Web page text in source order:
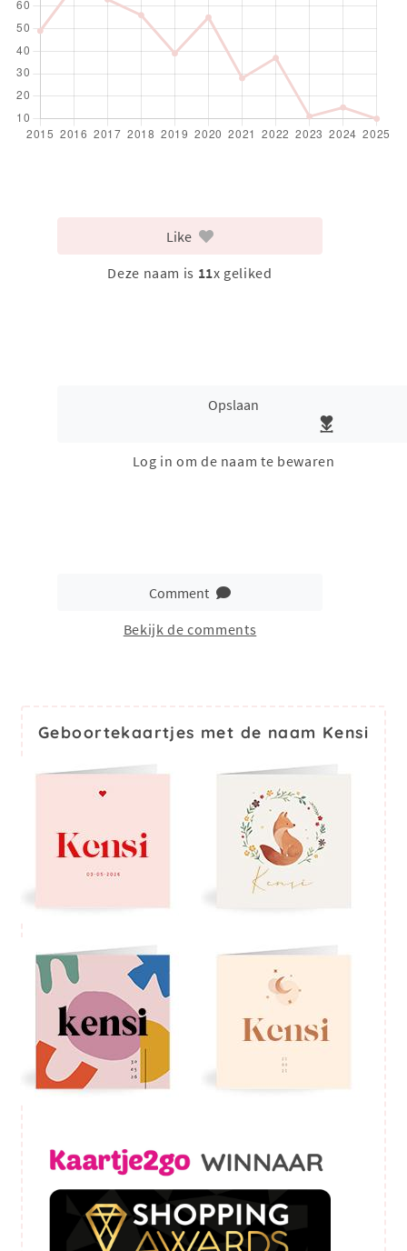
Like
Deze naam is 11x geliked
Opslaan
Log in om de naam te bewaren
Comment
Bekijk de comments
Geboortekaartjes met de naam Kensi